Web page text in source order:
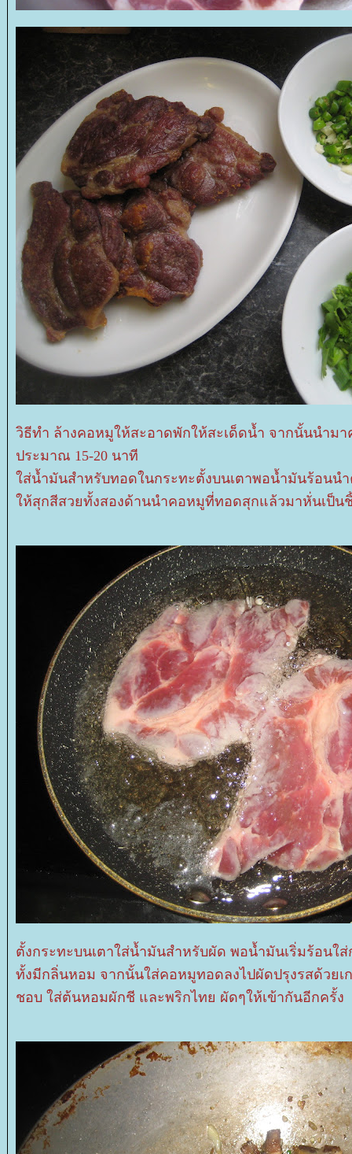
วิธีทำ ล้างคอหมูให้สะอาดพักให้สะเด็ดน้ำ จากนั้นนำมา
ประมาณ 15-20 นาที
ส่น้ำมันสำหรับทอดในกระทะตั้งบนเตาพอน้ำมันร้อนน
ห้สุกสีสวยทั้งสองด้านนำคอหมูที่ทอดสุกแล้วมาหั่นเป็น
ตั้งกระทะบนเตาใส่น้ำมันสำหรับผัด พอน้ำมันเริ่มร้อนใ
ทั้งมีกลิ่นหอม จากนั้นใส่คอหมูทอดลงไปผัดปรุงรสด้วย
ชอบ ส่ต้นหอมผักชี และพริกไทย ผัดๆให้เข้ากันอีกครั้ง